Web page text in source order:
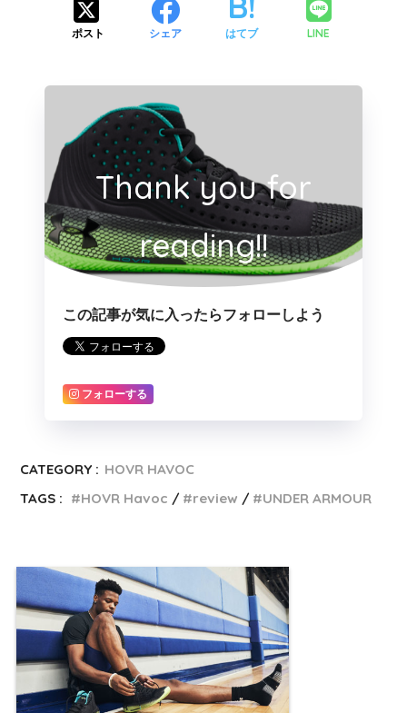
ポスト シェア はてブ LINE
Thank you for
reading!!
この記事が気に入ったらフォローしよう
フォローする
CATEGORY : HOVR HAVOC
TAGS :
HOVR Havoc review UNDER ARMOUR